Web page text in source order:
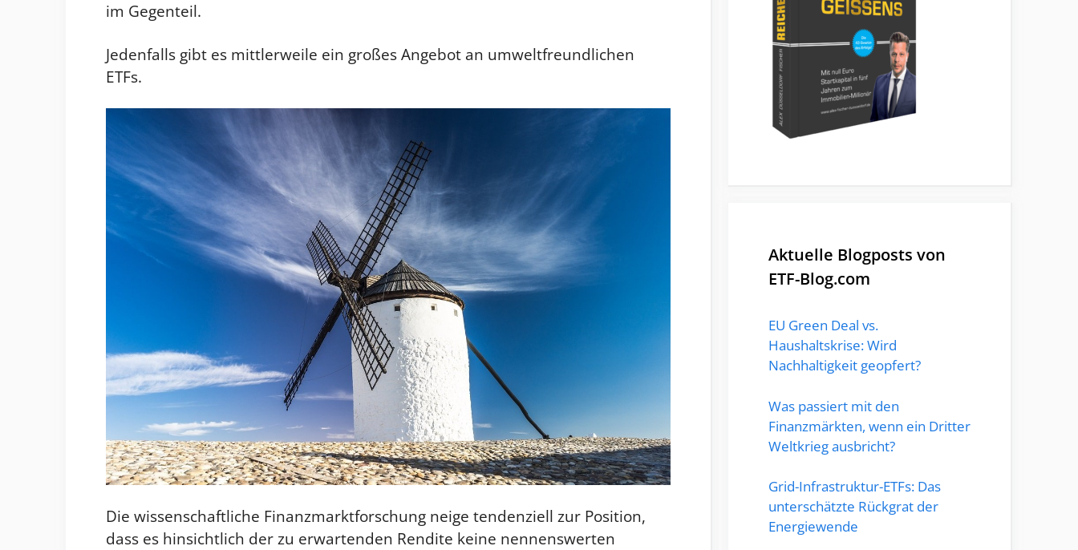
im Gegenteil.
Jedenfalls gibt es mittlerweile ein großes Angebot an umweltfreundlichen
ETFs.
Die wissenschaftliche Finanzmarktforschung neige tendenziell zur Position,
dass es hinsichtlich der zu erwartenden Rendite keine nennenswerten
Aktuelle Blogposts von
ETF-Blog.com
EU Green Deal vs.
Haushaltskrise: Wird
Nachhaltigkeit geopfert?
Was passiert mit den
Finanzmärkten, wenn ein Dritter
Weltkrieg ausbricht?
Grid-Infrastruktur-ETFs: Das
unterschätzte Rückgrat der
Energiewende